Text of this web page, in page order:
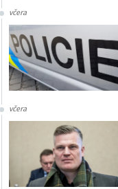
včera
včera